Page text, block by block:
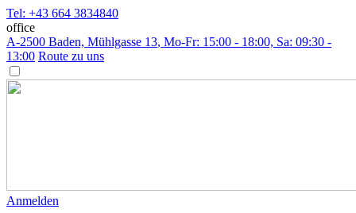
Tel: +43 664 3834840
office
A-2500 Baden, Mühlgasse 13, Mo-Fr: 15:00 - 18:00, Sa: 09:30 -
13:00 Route zu uns
Anmelden